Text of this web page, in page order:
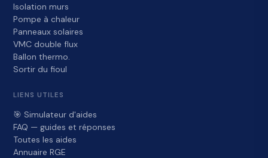
Isolation murs
Pompe à chaleur
Panneaux solaires
VMC double flux
Ballon thermo.
Sortir du fioul
LIENS UTILES
🎯 Simulateur d'aides
FAQ — guides et réponses
Toutes les aides
Annuaire RGE